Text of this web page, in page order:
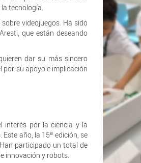
la tecnología.
videojuegos. Ha sido
que están deseando
dar su más sincero
por su apoyo e implicación
interés por la ciencia y la
año, la 15ª edición, se
participado un total de
innovación y robots.